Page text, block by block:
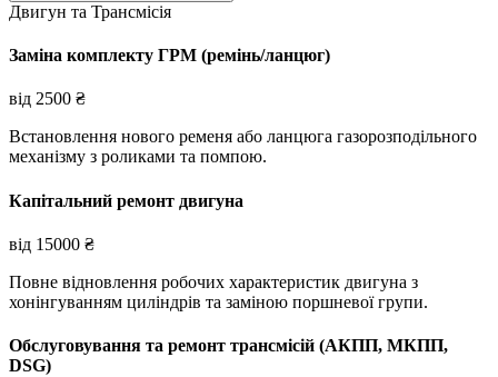
Двигун та Трансмісія
Заміна комплекту ГРМ (ремінь/ланцюг)
від 2500 ₴
Встановлення нового ременя або ланцюга газорозподільного
механізму з роликами та помпою.
Капітальний ремонт двигуна
від 15000 ₴
Повне відновлення робочих характеристик двигуна з
хонінгуванням циліндрів та заміною поршневої групи.
Обслуговування та ремонт трансмісій (АКПП, МКПП,
DSG)